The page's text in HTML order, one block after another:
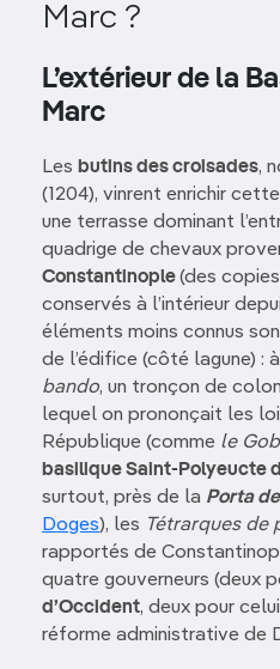
Marc ?
L’extérieur de la
Marc
Les butins des croisades,
(1204), vinrent enrichir
une terrasse dominant
quadrige de chevaux
Constantinople(des
conservés à l’intérieur
éléments moins connus
de l’édifice (côté lagune) : à
bando, un tronçon de
lequel on prononçait les
République (comme le
basilique Saint-Polyeucte
surtout, près de la Porta
Doges), les Tétrarques de
rapportés de
quatre gouverneurs (deux
d’Occident, deux pour
réforme administrative de